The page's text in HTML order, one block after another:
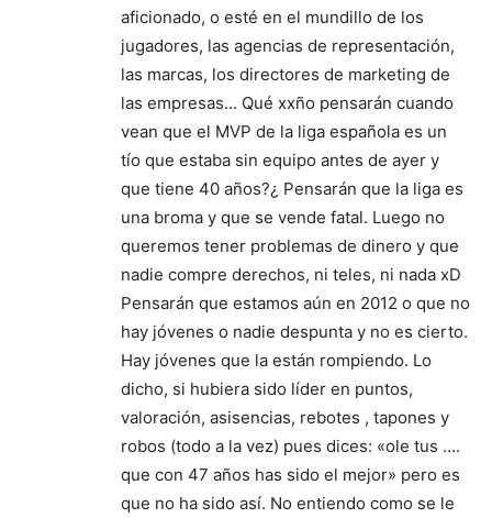
aficionado, o esté en el mundillo de los
jugadores, las agencias de representación,
las marcas, los directores de marketing de
las empresas… Qué xxño pensarán cuando
vean que el MVP de la liga española es un
tío que estaba sin equipo antes de ayer y
que tiene 40 años?¿ Pensarán que la liga es
una broma y que se vende fatal. Luego no
queremos tener problemas de dinero y que
nadie compre derechos, ni teles, ni nada xD
Pensarán que estamos aún en 2012 o que no
hay jóvenes o nadie despunta y no es cierto.
Hay jóvenes que la están rompiendo. Lo
dicho, si hubiera sido líder en puntos,
valoración, asisencias, rebotes , tapones y
robos (todo a la vez) pues dices: «ole tus ….
que con 47 años has sido el mejor» pero es
que no ha sido así. No entiendo como se le